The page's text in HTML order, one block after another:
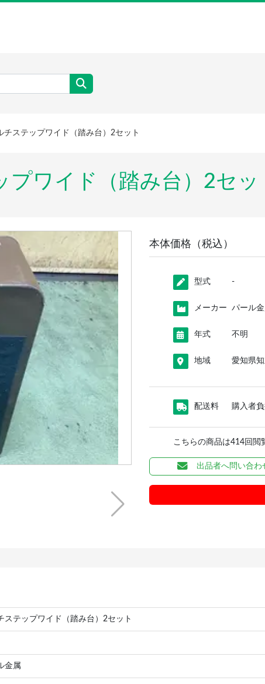
チステップワイド（踏み台）2セット
プワイド（踏み台）2セッ
本体価格（税込）
型式 -
メーカー パール
年式 不明
地域 愛知県
配送料 購入者負
こちらの商品は414回閲
出品者へ問い合わ
ステップワイド（踏み台）2セット
金属